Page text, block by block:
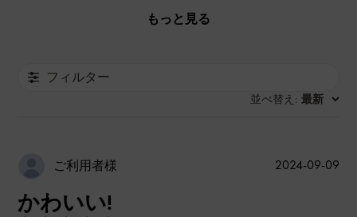
もっと見る
フィルター
並べ替え : 最新
ご利用者様
かわいい!
公
2024-09-09